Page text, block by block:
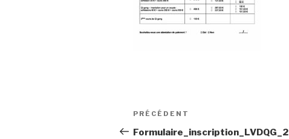
Navigation
de
Article
précédent
PRÉCÉDENT
Formulaire_inscription_LVDQG_2